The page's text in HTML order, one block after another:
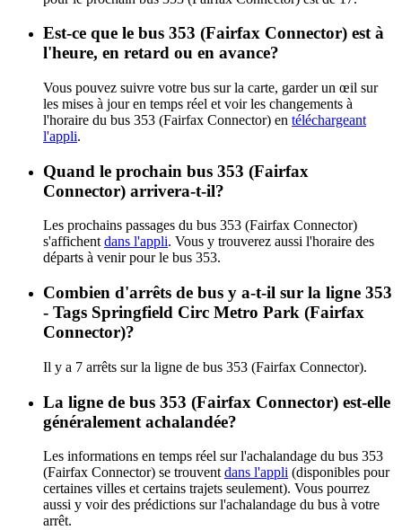
Est-ce que le bus 353 (Fairfax Connector) est à
l'heure, en retard ou en avance?
Vous pouvez suivre votre bus sur la carte, garder un œil sur
les mises à jour en temps réel et voir les changements à
l'horaire du bus 353 (Fairfax Connector) en téléchargeant
l'appli.
Quand le prochain bus 353 (Fairfax
Connector) arrivera-t-il?
Les prochains passages du bus 353 (Fairfax Connector)
s'affichent dans l'appli. Vous y trouverez aussi l'horaire des
départs à venir pour le bus 353.
Combien d'arrêts de bus y a-t-il sur la ligne 353
- Tags Springfield Circ Metro Park (Fairfax
Connector)?
Il y a 7 arrêts sur la ligne de bus 353 (Fairfax Connector).
La ligne de bus 353 (Fairfax Connector) est-elle
généralement achalandée?
Les informations en temps réel sur l'achalandage du bus 353
(Fairfax Connector) se trouvent dans l'appli (disponibles pour
certaines villes et certains trajets seulement). Vous pourrez
aussi y voir des prédictions sur l'achalandage du bus à votre
arrêt.